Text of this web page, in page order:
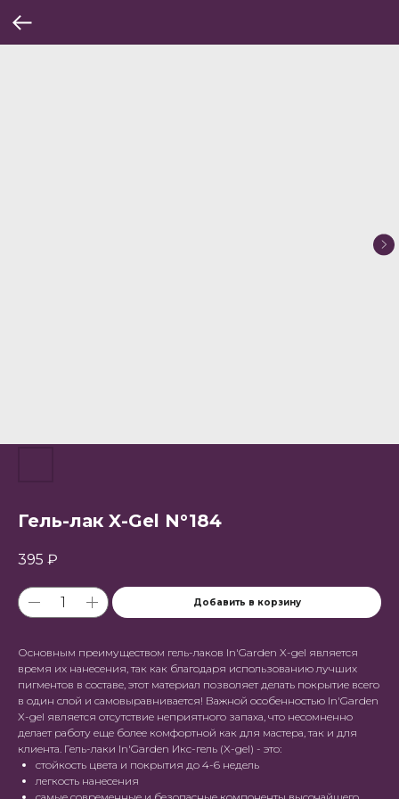
Гель-лак X-Gel N°184
395 ₽
Добавить в корзину
Основным преимуществом гель-лаков In'Garden X-gel является
время их нанесения, так как благодаря использованию лучших
пигментов в составе, этот материал позволяет делать покрытие всего
в один слой и самовыравнивается! Важной особенностью In'Garden
X-gel является отсутствие неприятного запаха, что несомненно
делает работу еще более комфортной как для мастера, так и для
клиента. Гель-лаки In'Garden Икс-гель (X-gel) - это:
стойкость цвета и покрытия до 4-6 недель
легкость нанесения